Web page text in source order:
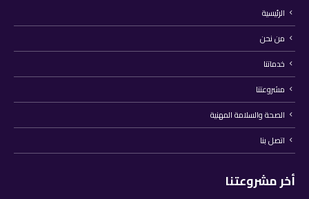
الرئيسية
من نحن
خدماتنا
مشروعتنا
الصحة والسلامة المهنية
اتصل بنا
أخر مشروعتنا